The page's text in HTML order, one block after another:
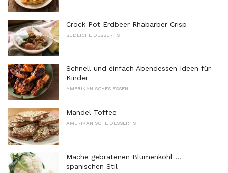
Crock Pot Erdbeer Rhabarber Crisp
SÜDLICHE DESSERTS
Schnell und einfach Abendessen Ideen für
Kinder
AMERIKANISCHES ESSEN
Mandel Toffee
AMERIKANISCHE DESSERTS
Mache gebratenen Blumenkohl ...
spanischen Stil